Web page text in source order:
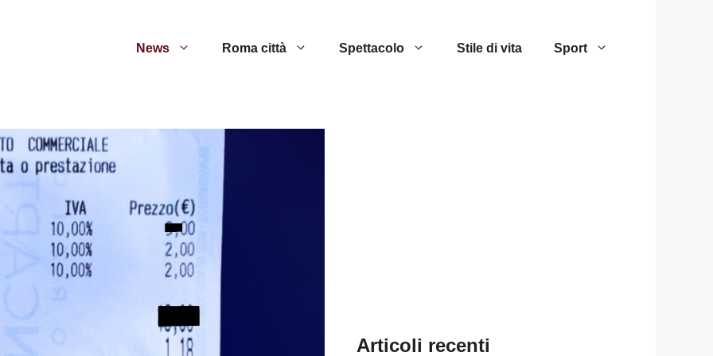
News Roma città Spettacolo Stile di vita Sport
Articoli recenti